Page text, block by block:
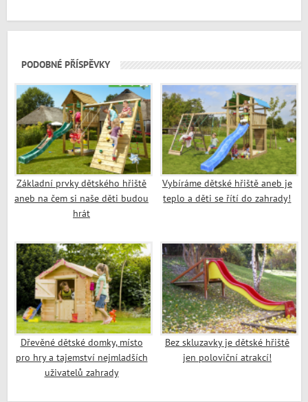
PODOBNÉ PŘÍSPĚVKY
Základní prvky dětského hřiště
aneb na čem si naše děti budou
hrát
Vybíráme dětské hřiště aneb je
teplo a děti se řítí do zahrady!
Dřevěné dětské domky, místo
pro hry a tajemství nejmladších
uživatelů zahrady
Bez skluzavky je dětské hřiště
jen poloviční atrakcí!